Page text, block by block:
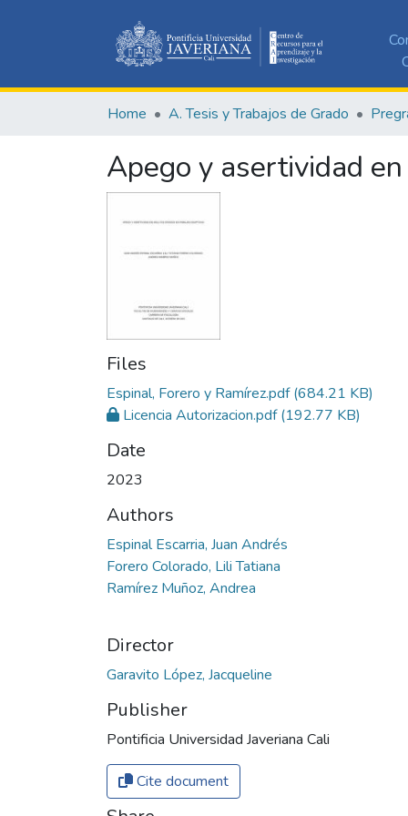
Home A. Tesis y Trabajos de Grado
Apego y asertividad
Files
Espinal, Forero y Ramírez.pdf(684.21 KB)
Licencia Autorizacion.pdf(192.77 KB)
Date
2023
Authors
Espinal Escarria, Juan Andrés
Forero Colorado, Lili Tatiana
Ramírez Muñoz, Andrea
Director
Garavito López, Jacqueline
Publisher
Pontificia Universidad Javeriana Cali
Cite document